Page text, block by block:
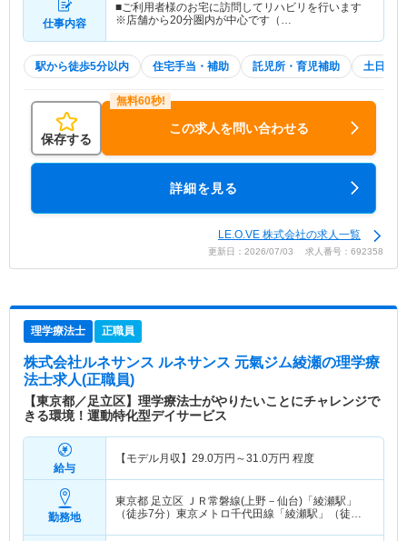
仕事内容
■ご利用者様のお宅に訪問してリハビリを行います
※店舗から20分圏内が中心です（…
駅から徒歩5分以内 住宅手当・補助 託児所・育児補助 土日祝休
保存する
この求人を問い合わせる
詳細を見る
LE.O.VE 株式会社の求人一覧
更新日：2026/07/03 求人番号：692358
理学療法士 正職員
株式会社ルネサンス ルネサンス 元氣ジム綾瀬の理学療
法士求人(正職員)
【東京都／足立区】理学療法士がやりたいことにチャレンジで
きる環境！運動特化型デイサービス
給与
【モデル月収】 29.0万円～31.0万円 程度
勤務地
東京都 足立区 ＪＲ常磐線(上野－仙台)「綾瀬駅」
（徒歩7分）東京メトロ千代田線「綾瀬駅」（徒歩7